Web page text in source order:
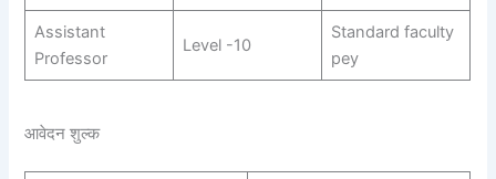
Assistant
Professor
Level -10
Standard faculty
pey
आवेदन शुल्क